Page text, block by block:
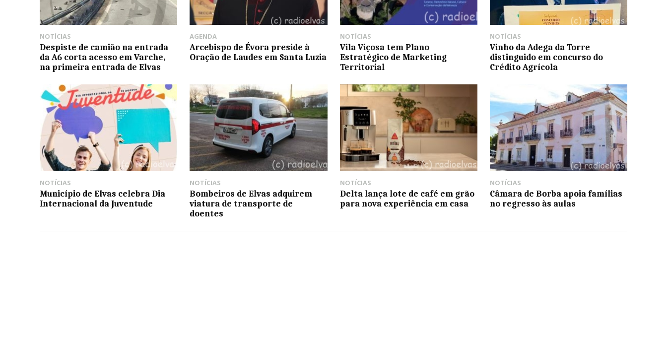
NOTÍCIAS
Despiste de camião na entrada
da A6 corta acesso em Varche,
na primeira entrada de Elvas
AGENDA
Arcebispo de Évora preside à
Oração de Laudes em Santa Luzia
NOTÍCIAS
Vila Viçosa tem Plano
Estratégico de Marketing
Territorial
NOTÍCIAS
Vinho da Adega da Torre
distinguido em concurso do
Crédito Agrícola
NOTÍCIAS
Município de Elvas celebra Dia
Internacional da Juventude
NOTÍCIAS
Bombeiros de Elvas adquirem
viatura de transporte de
doentes
NOTÍCIAS
Delta lança lote de café em grão
para nova experiência em casa
NOTÍCIAS
Câmara de Borba apoia famílias
no regresso às aulas